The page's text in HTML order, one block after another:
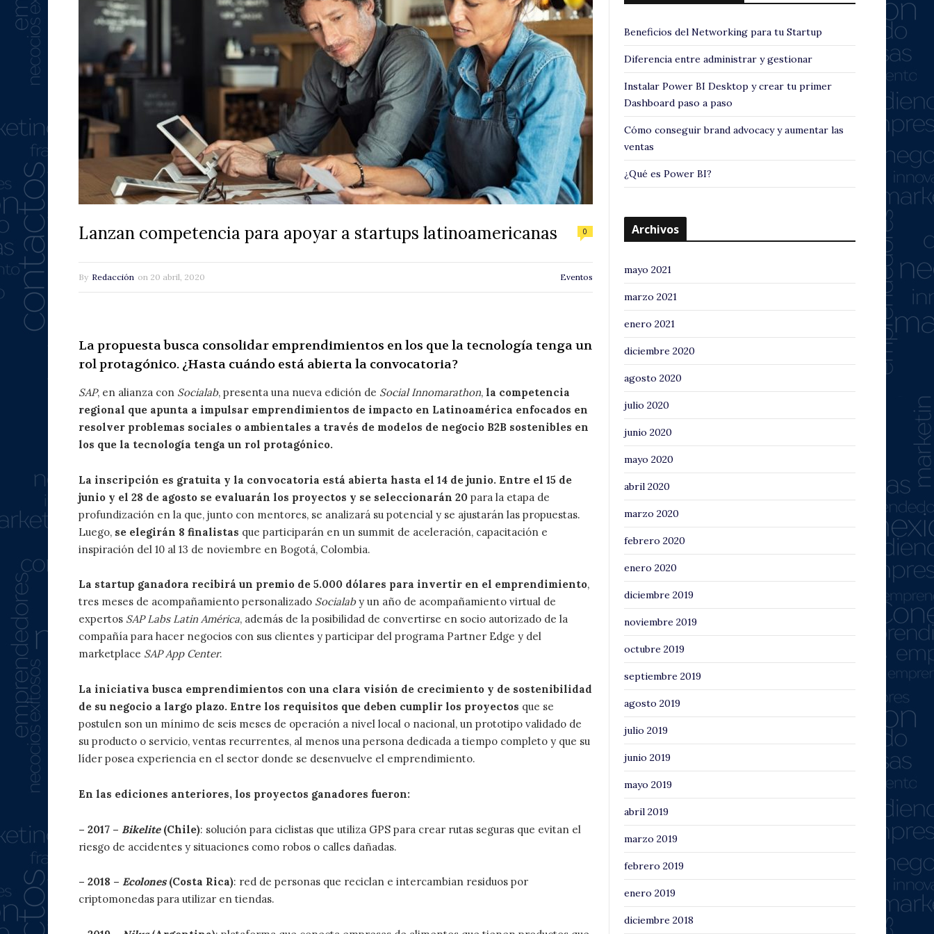
Lanzan competencia para apoyar a startups latinoamericanas 0
By Redacción on 20 abril, 2020 Eventos
La propuesta busca consolidar emprendimientos en los que la tecnología tenga un
rol protagónico. ¿Hasta cuándo está abierta la convocatoria?
SAP, en alianza con Socialab, presenta una nueva edición de Social Innomarathon, la competencia
regional que apunta a impulsar emprendimientos de impacto en Latinoamérica enfocados en
resolver problemas sociales o ambientales a través de modelos de negocio B2B sostenibles en
los que la tecnología tenga un rol protagónico.
La inscripción es gratuita y la convocatoria está abierta hasta el 14 de junio. Entre el 15 de
junio y el 28 de agosto se evaluarán los proyectos y se seleccionarán 20 para la etapa de
profundización en la que, junto con mentores, se analizará su potencial y se ajustarán las propuestas.
Luego, se elegirán 8 finalistas que participarán en un summit de aceleración, capacitación e
inspiración del 10 al 13 de noviembre en Bogotá, Colombia.
La startup ganadora recibirá un premio de 5.000 dólares para invertir en el emprendimiento,
tres meses de acompañamiento personalizado Socialaby un año de acompañamiento virtual de
expertos SAP Labs Latin América, además de la posibilidad de convertirse en socio autorizado de la
compañía para hacer negocios con sus clientes y participar del programa Partner Edge y del
marketplace SAP App Center.
La iniciativa busca emprendimientos con una clara visión de crecimiento y de sostenibilidad
de su negocio a largo plazo. Entre los requisitos que deben cumplir los proyectos que se
postulen son un mínimo de seis meses de operación a nivel local o nacional, un prototipo validado de
su producto o servicio, ventas recurrentes, al menos una persona dedicada a tiempo completo y que su
líder posea experiencia en el sector donde se desenvuelve el emprendimiento.
En las ediciones anteriores, los proyectos ganadores fueron:
– 2017 – Bikelite(Chile): solución para ciclistas que utiliza GPS para crear rutas seguras que evitan el
riesgo de accidentes y situaciones como robos o calles dañadas.
– 2018 – Ecolones(Costa Rica): red de personas que reciclan e intercambian residuos por
criptomonedas para utilizar en tiendas.
Beneficios del Networking para tu Startup
Diferencia entre administrar y gestionar
Instalar Power BI Desktop y crear tu primer
Dashboard paso a paso
Cómo conseguir brand advocacy y aumentar las
ventas
¿Qué es Power BI?
Archivos
mayo 2021
marzo 2021
enero 2021
diciembre 2020
agosto 2020
julio 2020
junio 2020
mayo 2020
abril 2020
marzo 2020
febrero 2020
enero 2020
diciembre 2019
noviembre 2019
octubre 2019
septiembre 2019
agosto 2019
julio 2019
junio 2019
mayo 2019
abril 2019
marzo 2019
febrero 2019
enero 2019
diciembre 2018